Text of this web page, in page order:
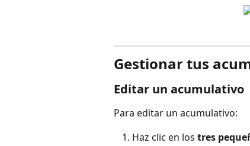
Gestionar tus
Editar un acumulativo
Para editar un acumulativo:
Haz clic en los tres